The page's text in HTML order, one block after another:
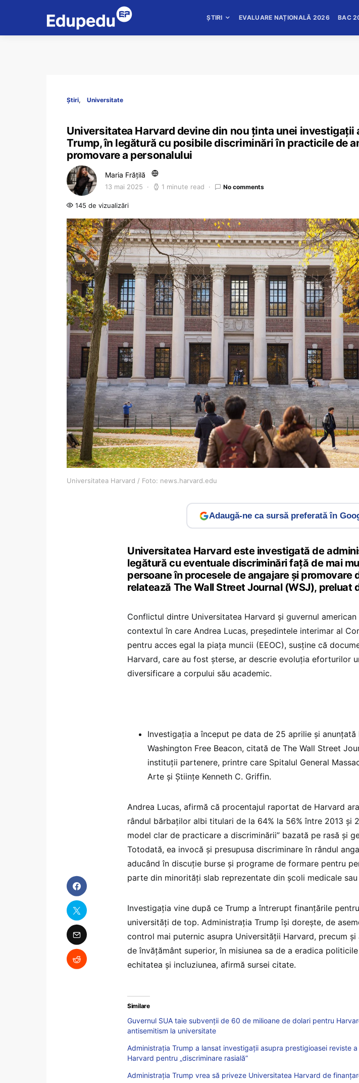
ȘTIRI EVALUARE NAȚIONALĂ 2026 BAC
Știri Universitate
Universitatea Harvard devine din nou ținta unei investigații
Trump, în legătură cu posibile discriminări în practicile de
promovare a personalului
Maria Frățilă
13 mai 2025 1 minute read No comments
145 de vizualizări
Universitatea Harvard / Foto: news.harvard.edu
Adaugă-ne ca sursă preferată în
Universitatea Harvard este investigată de
legătură cu eventuale discriminări față de mai
persoane în procesele de angajare și promovare
relatează The Wall Street Journal (WSJ), preluat
Conflictul dintre Universitatea Harvard și guvernul
contextul în care Andrea Lucas, președintele interimar al
pentru acces egal la piața muncii (EEOC), susține că
Harvard, care au fost șterse, ar descrie evoluția eforturilor
diversificare a corpului său academic.
Investigația a început pe data de 25 aprilie și anunțată
Washington Free Beacon, citată de The Wall Street
instituții partenere, printre care Spitalul General
Arte și Științe Kenneth C. Griffin.
Andrea Lucas, afirmă că procentajul raportat de Harvard
rândul bărbaților albi titulari de la 64% la 56% între 2013 și
model clar de practicare a discriminării” bazată pe rasă și
Totodată, ea invocă și presupusa discriminare în rândul
aducând în discuție burse și programe de formare pentru
parte din minorități slab reprezentate din școli medicale
Investigația vine după ce Trump a întrerupt finanțările
universități de top. Administrația Trump își dorește, de
control mai puternic asupra Universității Harvard, precum
de învățământ superior, în misiunea sa de a eradica
echitatea și incluziunea, afirmă sursei citate.
Similare
Guvernul SUA taie subvenţii de 60 de milioane de dolari pentru
antisemitism la universitate
Administraţia Trump a lansat investigaţii asupra prestigioasei reviste
Harvard pentru „discriminare rasială”
Administraţia Trump vrea să priveze Universitatea Harvard de